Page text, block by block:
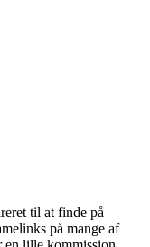
til at finde på
på mange af